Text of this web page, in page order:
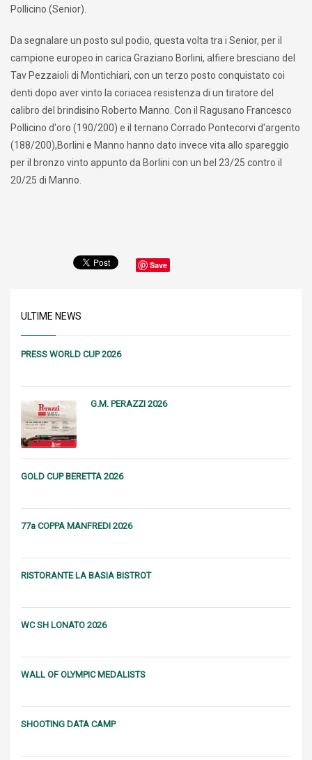
Pollicino (Senior).
Da segnalare un posto sul podio, questa volta tra i Senior, per il
campione europeo in carica Graziano Borlini, alfiere bresciano del
Tav Pezzaioli di Montichiari, con un terzo posto conquistato coi
denti dopo aver vinto la coriacea resistenza di un tiratore del
calibro del brindisino Roberto Manno. Con il Ragusano Francesco
Pollicino d'oro (190/200) e il ternano Corrado Pontecorvi d'argento
(188/200),Borlini e Manno hanno dato invece vita allo spareggio
per il bronzo vinto appunto da Borlini con un bel 23/25 contro il
20/25 di Manno.
Save
ULTIME NEWS
PRESS WORLD CUP 2026
G.M. PERAZZI 2026
GOLD CUP BERETTA 2026
77a COPPA MANFREDI 2026
RISTORANTE LA BASIA BISTROT
WC SH LONATO 2026
WALL OF OLYMPIC MEDALISTS
SHOOTING DATA CAMP